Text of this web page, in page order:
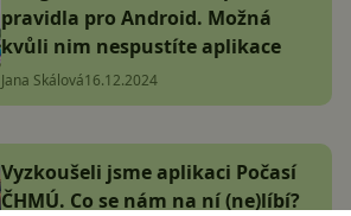
pravidla pro Android. Možná
kvůli nim nespustíte aplikace
Jana Skálová16.12.2024
Vyzkoušeli jsme aplikaci Počasí
ČHMÚ. Co se nám na ní (ne)líbí?